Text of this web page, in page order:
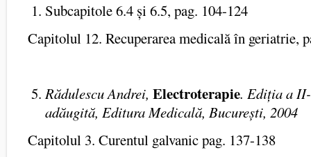
Subcapitole 6.4 și 6.5, pag. 104-124
Capitolul 12. Recuperarea medicală în geriatrie,
Rădulescu Andrei, Electroterapie. Ediția a
adăugită, Editura Medicală, București, 2004
Capitolul 3. Curentul galvanic pag. 137-138